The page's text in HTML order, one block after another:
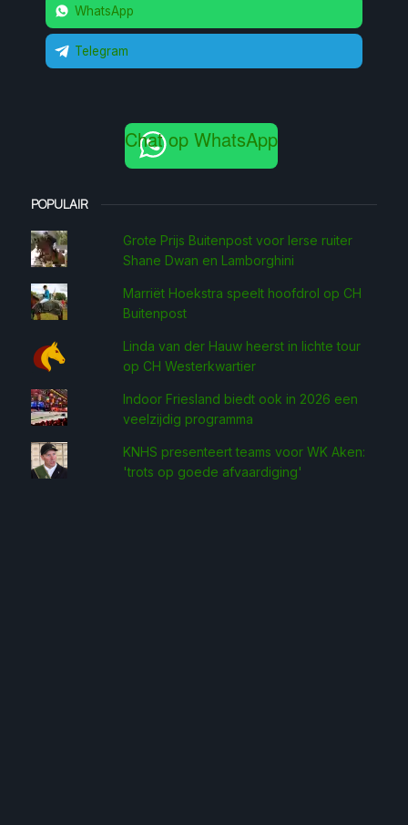
WhatsApp
Telegram
Chat op WhatsApp
POPULAIR
Grote Prijs Buitenpost voor Ierse ruiter
Shane Dwan en Lamborghini
Marriët Hoekstra speelt hoofdrol op CH
Buitenpost
Linda van der Hauw heerst in lichte tour
op CH Westerkwartier
Indoor Friesland biedt ook in 2026 een
veelzijdig programma
KNHS presenteert teams voor WK Aken:
'trots op goede afvaardiging'